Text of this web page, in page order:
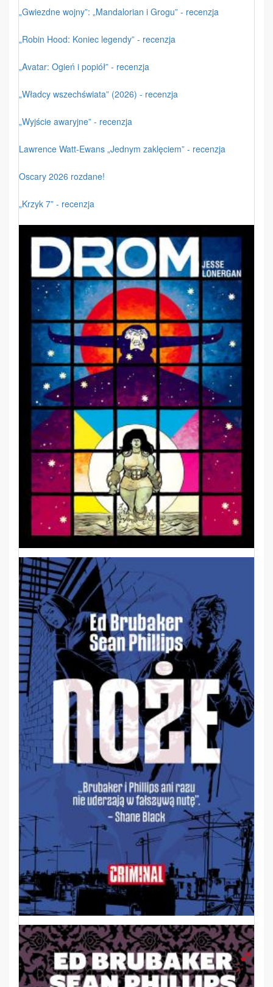
„Gwiezdne wojny”: „Mandalorian i Grogu” - recenzja
„Robin Hood: Koniec legendy” - recenzja
„Avatar: Ogień i popiół” - recenzja
„Władcy wszechświata” (2026) - recenzja
„Wyjście awaryjne” - recenzja
Lawrence Watt-Ewans „Jednym zaklęciem” - recenzja
Oscary 2026 rozdane!
„Krzyk 7” - recenzja